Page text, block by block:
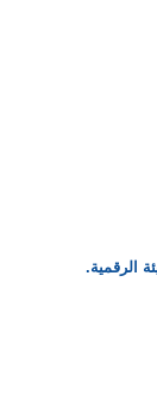
الرقمية.